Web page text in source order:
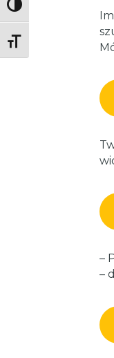
Toggle High Contrast
Toggle Font size
–
–